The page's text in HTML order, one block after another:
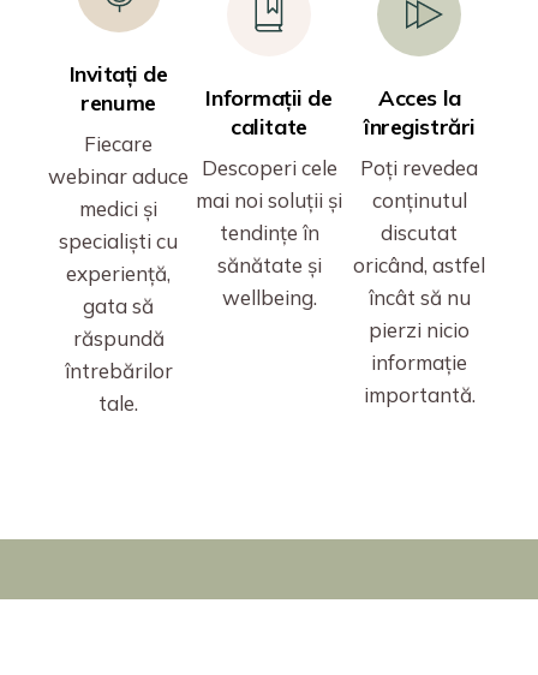
Invitați de
renume
Fiecare
webinar aduce
medici și
specialiști cu
experiență,
gata să
răspundă
întrebărilor
tale.
Informații de
calitate
Descoperi cele
mai noi soluții și
tendințe în
sănătate și
wellbeing.
Acces la
înregistrări
Poți revedea
conținutul
discutat
oricând, astfel
încât să nu
pierzi nicio
informație
importantă.